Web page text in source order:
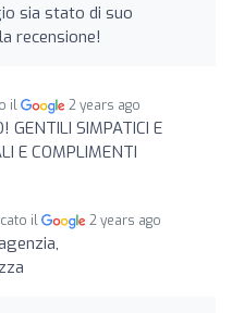
sia stato di suo
recensione!
il 2 years ago
GENTILI SIMPATICI E
E COMPLIMENTI
il 2 years ago